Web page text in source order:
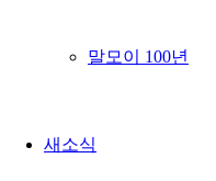
말모이 100년
새소식